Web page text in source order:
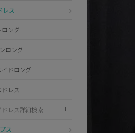
レス
ロング
ロング
イドロング
レス
ドレス詳細検索
ス